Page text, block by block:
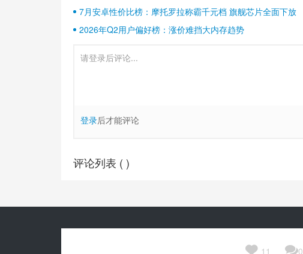
 11 0
7月安卓性价比榜：摩托罗拉称霸千元档 旗舰芯片全面下放
2026年Q2用户偏好榜：涨价难挡大内存趋势
登录后才能评论
评论列表 ( )